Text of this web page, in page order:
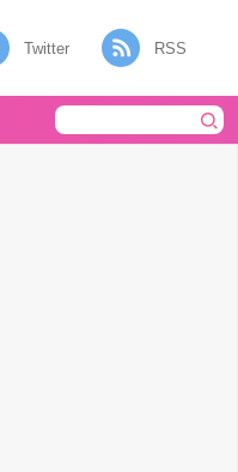
Twitter RSS